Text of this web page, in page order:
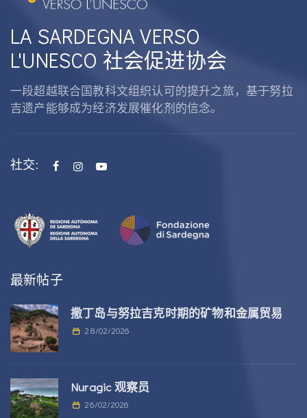
LA SARDEGNA VERSO
L'UNESCO 社会促进协会
一段超越联合国教科文组织认可的提升之旅，基于努拉
吉遗产能够成为经济发展催化剂的信念。
社交:
最新帖子
撒丁岛与努拉吉克时期的矿物和金属贸易
28/02/2026
Nuragic 观察员
26/02/2026